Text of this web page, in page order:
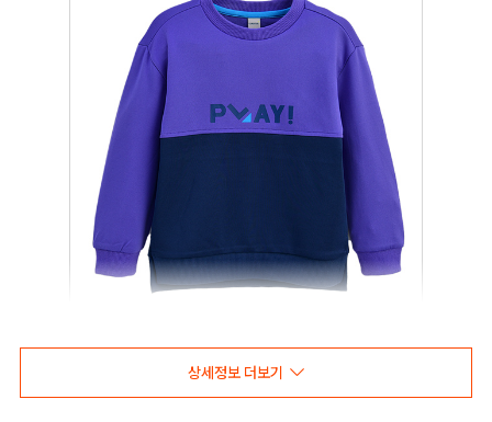
상세정보 더보기